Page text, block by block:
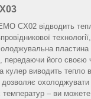
CX02 відводить
пластина
передаючи його своєю
кулер виводить тепло
дозволяє
температур – ви